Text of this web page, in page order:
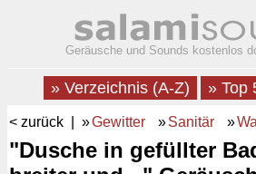
Geräusche und Sounds kostenlos
» Verzeichnis (A-Z) » Top
< zurück | »Gewitter »Sanitär »
"Dusche in gefüllter